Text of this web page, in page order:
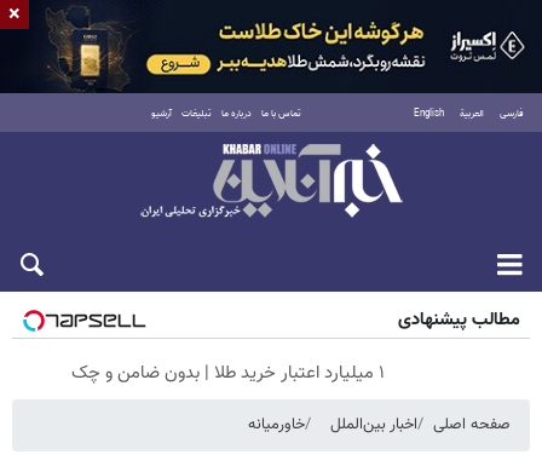
فارسی العربية English تماس با ما درباره ما تبلیغات آرشیو
جمعه ۱۶ مرداد ۱۴۰۵
مطالب پیشنهادی
۱ میلیارد اعتبار خرید طلا | بدون ضامن و چک
صفحه اصلی اخبار بین‌الملل خاورمیانه
×